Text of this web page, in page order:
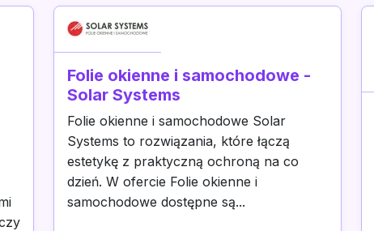
Folie okienne i samochodowe -
Solar Systems
Folie okienne i samochodowe Solar
Systems to rozwiązania, które łączą
estetykę z praktyczną ochroną na co
dzień. W ofercie Folie okienne i
samochodowe dostępne są...